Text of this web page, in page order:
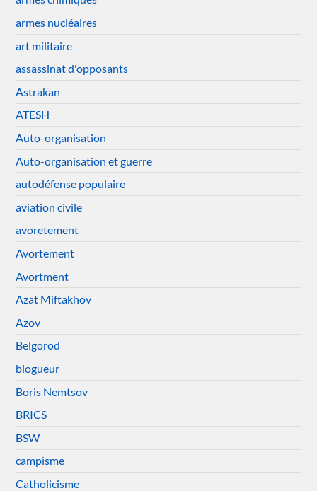
armes nucléaires
art militaire
assassinat d'opposants
Astrakan
ATESH
Auto-organisation
Auto-organisation et guerre
autodéfense populaire
aviation civile
avoretement
Avortement
Avortment
Azat Miftakhov
Azov
Belgorod
blogueur
Boris Nemtsov
BRICS
BSW
campisme
Catholicisme